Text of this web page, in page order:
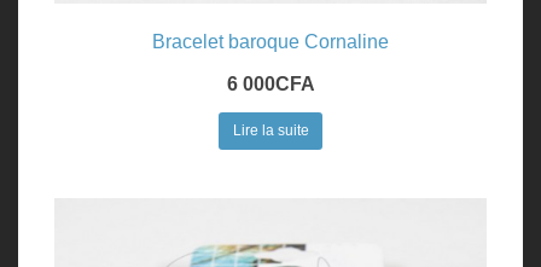
Bracelet baroque Cornaline
6 000CFA
Lire la suite